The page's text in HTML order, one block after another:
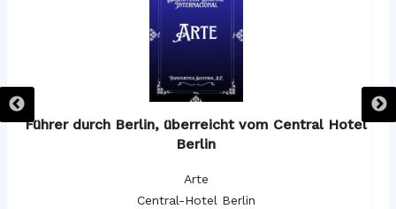
Führer durch Berlin, überreicht vom Central Hotel
Berlin
Arte
Central-Hotel Berlin